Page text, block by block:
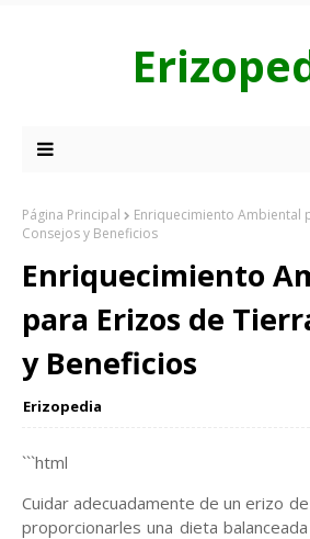
Página Principal
Enriquecimiento Ambiental
Consejos y Beneficios
Enriquecimiento
para Erizos de
y Beneficios
Erizopedia
```html
Cuidar adecuadamente de un erizo
proporcionarles una dieta